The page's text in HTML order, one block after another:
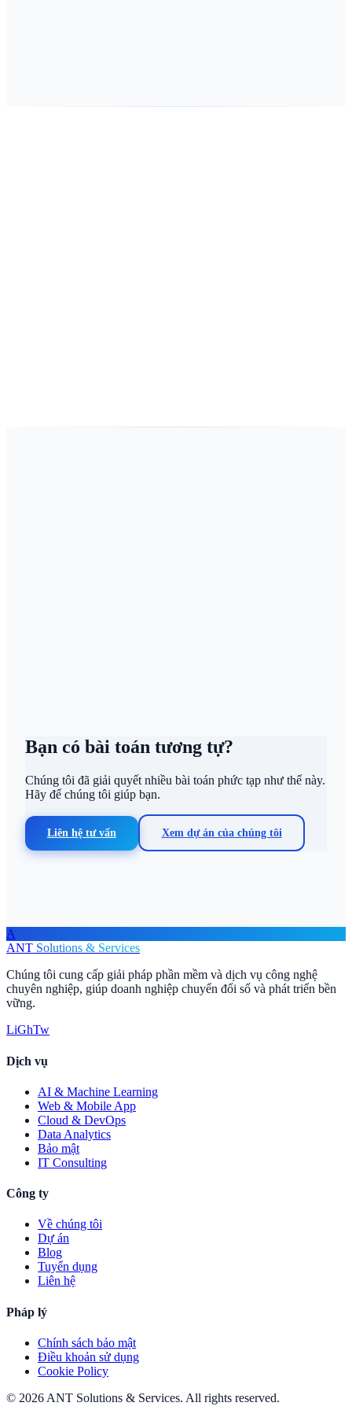
Bạn có bài toán tương tự?
Chúng tôi đã giải quyết nhiều bài toán phức tạp như thế này.
Hãy để chúng tôi giúp bạn.
Liên hệ tư vấn Xem dự án của chúng tôi
A
ANT Solutions & Services
Chúng tôi cung cấp giải pháp phần mềm và dịch vụ công nghệ
chuyên nghiệp, giúp doanh nghiệp chuyển đổi số và phát triển bền
vững.
LiGhTw
Dịch vụ
AI & Machine Learning
Web & Mobile App
Cloud & DevOps
Data Analytics
Bảo mật
IT Consulting
Công ty
Về chúng tôi
Dự án
Blog
Tuyển dụng
Liên hệ
Pháp lý
Chính sách bảo mật
Điều khoản sử dụng
Cookie Policy
© 2026 ANT Solutions & Services. All rights reserved.